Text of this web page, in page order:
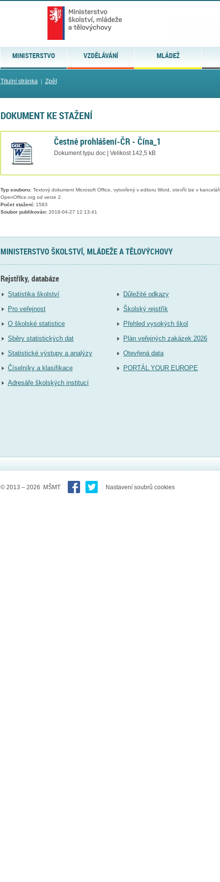
MINISTERSTVO VZDĚLÁVÁNÍ MLÁDEŽ
Titulní stránka| Zpět
DOKUMENT KE STAŽENÍ
Čestné prohlášení-ČR - Čína_1
Dokument typu doc | Velikost 142,5 kB
Typ souboru:Textový dokument Microsoft Office, vytvořený v editoru Word, otevřít lze v
OpenOffice.org od verze 2.
Počet stažení:1583
Soubor publikován:2018-04-27 12:13:41
MINISTERSTVO ŠKOLSTVÍ, MLÁDEŽE A TĚLOVÝCHOVY
Rejstříky, databáze
Statistika školství
Pro veřejnost
O školské statistice
Sběry statistických dat
Statistické výstupy a analýzy
Číselníky a klasifikace
Adresáře školských institucí
Důležité odkazy
Školský rejstřík
Přehled vysokých škol
Plán veřejných zakázek 2026
Otevřená data
PORTÁL YOUR EUROPE
© 2013 – 2026 MŠMT Nastavení soubrů cookies